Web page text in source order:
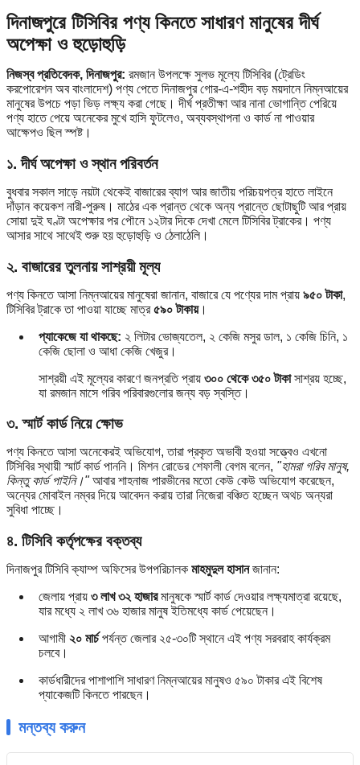
দিনাজপুরে টিসিবির পণ্য কিনতে সাধারণ মানুষের দীর্ঘ
অপেক্ষা ও হুড়োহুড়ি
নিজস্ব প্রতিবেদক, দিনাজপুর: রমজান উপলক্ষে সুলভ মূল্যে টিসিবির (ট্রেডিং
করপোরেশন অব বাংলাদেশ) পণ্য পেতে দিনাজপুর গোর-এ-শহীদ বড় ময়দানে নিম্নআয়ের
মানুষের উপচে পড়া ভিড় লক্ষ্য করা গেছে। দীর্ঘ প্রতীক্ষা আর নানা ভোগান্তি পেরিয়ে
পণ্য হাতে পেয়ে অনেকের মুখে হাসি ফুটলেও, অব্যবস্থাপনা ও কার্ড না পাওয়ার
আক্ষেপও ছিল স্পষ্ট।
১. দীর্ঘ অপেক্ষা ও স্থান পরিবর্তন
বুধবার সকাল সাড়ে নয়টা থেকেই বাজারের ব্যাগ আর জাতীয় পরিচয়পত্র হাতে লাইনে
দাঁড়ান কয়েকশ নারী-পুরুষ। মাঠের এক প্রান্ত থেকে অন্য প্রান্তে ছোটাছুটি আর প্রায়
সোয়া দুই ঘণ্টা অপেক্ষার পর পৌনে ১২টার দিকে দেখা মেলে টিসিবির ট্রাকের। পণ্য
আসার সাথে সাথেই শুরু হয় হুড়োহুড়ি ও ঠেলাঠেলি।
২. বাজারের তুলনায় সাশ্রয়ী মূল্য
পণ্য কিনতে আসা নিম্নআয়ের মানুষেরা জানান, বাজারে যে পণ্যের দাম প্রায় ৯৫০ টাকা,
টিসিবির ট্রাকে তা পাওয়া যাচ্ছে মাত্র৫৯০ টাকায়।
প্যাকেজে যা থাকছে: ২ লিটার ভোজ্যতেল, ২ কেজি মসুর ডাল, ১ কেজি চিনি, ১
কেজি ছোলা ও আধা কেজি খেজুর।
সাশ্রয়ী এই মূল্যের কারণে জনপ্রতি প্রায় ৩০০ থেকে ৩৫০ টাকাসাশ্রয় হচ্ছে,
যা রমজান মাসে গরিব পরিবারগুলোর জন্য বড় স্বস্তি।
৩. স্মার্ট কার্ড নিয়ে ক্ষোভ
পণ্য কিনতে আসা অনেকেরই অভিযোগ, তারা প্রকৃত অভাবী হওয়া সত্ত্বেও এখনো
টিসিবির স্থায়ী স্মার্ট কার্ড পাননি। মিশন রোডের শেফালী বেগম বলেন, "হামরা গরিব মানুষ,
কিন্তু কার্ড পাইনি।"আবার শাহনাজ পারভীনের মতো কেউ কেউ অভিযোগ করেছেন,
অন্যের মোবাইল নম্বর দিয়ে আবেদন করায় তারা নিজেরা বঞ্চিত হচ্ছেন অথচ অন্যরা
সুবিধা পাচ্ছে।
৪. টিসিবি কর্তৃপক্ষের বক্তব্য
দিনাজপুর টিসিবি ক্যাম্প অফিসের উপপরিচালক মাহমুদুল হাসানজানান:
জেলায় প্রায় ৩ লাখ ৩২ হাজারমানুষকে স্মার্ট কার্ড দেওয়ার লক্ষ্যমাত্রা রয়েছে,
যার মধ্যে ২ লাখ ৩৬ হাজার মানুষ ইতিমধ্যে কার্ড পেয়েছেন।
আগামী ২০ মার্চপর্যন্ত জেলার ২৫-৩০টি স্থানে এই পণ্য সরবরাহ কার্যক্রম
চলবে।
কার্ডধারীদের পাশাপাশি সাধারণ নিম্নআয়ের মানুষও ৫৯০ টাকার এই বিশেষ
প্যাকেজটি কিনতে পারছেন।
মন্তব্য করুন